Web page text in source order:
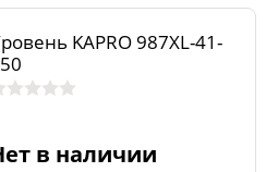
KAPRO 987XL-41-
в наличии